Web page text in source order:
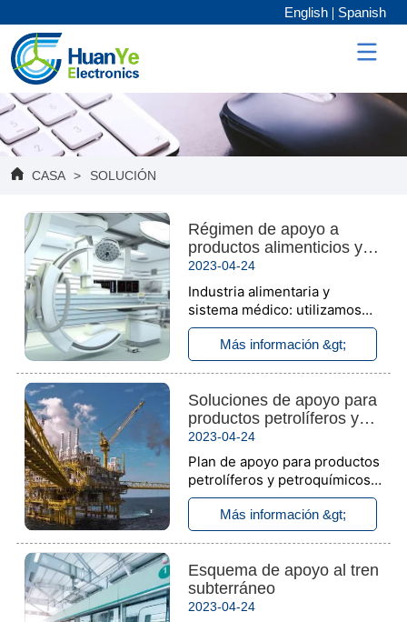
English Spanish
CASA > SOLUCIÓN
Régimen de apoyo a
productos alimenticios y
médicos
2023-04-24
Industria alimentaria y
sistema médico: utilizamos
bridas de nailon resistentes a
la corrosión, mangueras de
metal, terminales de tierra,
de nailon. El producto cumple
con la certificación CE.UL.
Más información &gt;
Soluciones de apoyo para
productos petrolíferos y
petroquímicos
2023-04-24
Plan de apoyo para productos
petrolíferos y petroquímicos:
caja de conexiones a prueba
de explosiones, lámparas a
prueba de explosiones,
explosiones, Gran a prueba
de explosiones
Más información &gt;
Esquema de apoyo al tren
subterráneo
2023-04-24